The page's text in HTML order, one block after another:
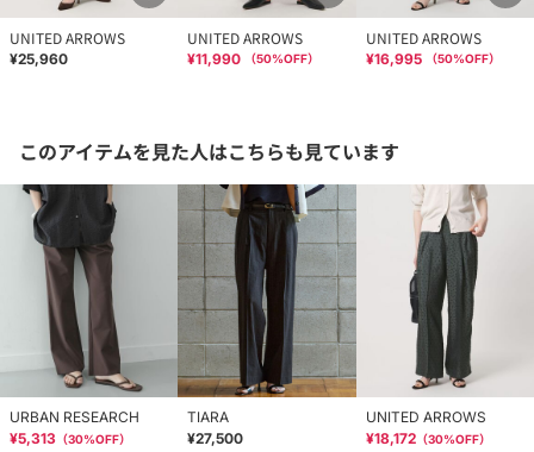
UNITED ARROWS
¥25,960
UNITED ARROWS
¥11,990 （50%OFF）
UNITED ARROWS
¥16,995 （50%OFF）